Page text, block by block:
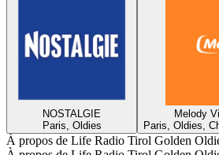
NOSTALGIE
Paris, Oldies
Melody
Paris, Oldies,
À propos de Life Radio Tirol Golden